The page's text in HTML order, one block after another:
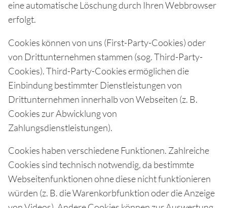
eine automatische Löschung durch Ihren Webbrowser
erfolgt.
Cookies können von uns (First-Party-Cookies) oder
von Drittunternehmen stammen (sog. Third-Party-
Cookies). Third-Party-Cookies ermöglichen die
Einbindung bestimmter Dienstleistungen von
Drittunternehmen innerhalb von Webseiten (z. B.
Cookies zur Abwicklung von
Zahlungsdienstleistungen).
Cookies haben verschiedene Funktionen. Zahlreiche
Cookies sind technisch notwendig, da bestimmte
Webseitenfunktionen ohne diese nicht funktionieren
würden (z. B. die Warenkorbfunktion oder die Anzeige